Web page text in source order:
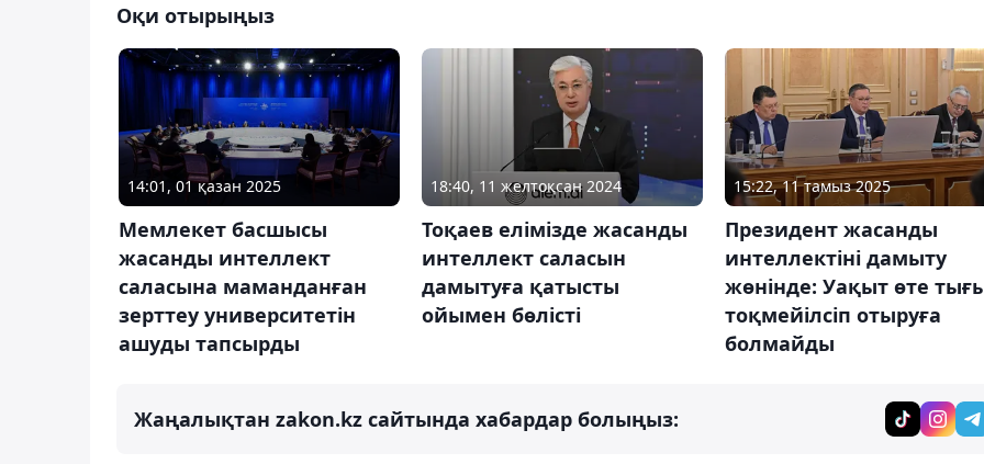
Оқи отырыңыз
14:01, 01 қазан 2025
Мемлекет басшысы
жасанды интеллект
саласына маманданған
зерттеу университетін
ашуды тапсырды
18:40, 11 желтоқсан 2024
Тоқаев елімізде жасанды
интеллект саласын
дамытуға қатысты
ойымен бөлісті
15:22, 11 тамыз 2025
Президент жасанды
интеллектіні дамыту
жөнінде: Уақыт өте
тоқмейілсіп отыруға
болмайды
Жаңалықтан zakon.kz сайтында хабардар болыңыз: